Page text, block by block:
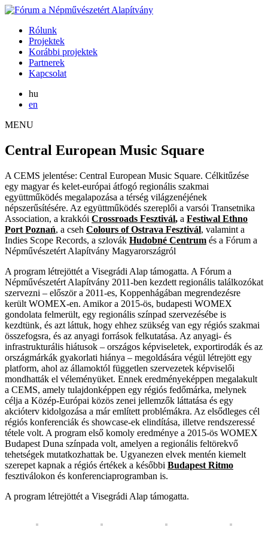
Rólunk
Projektek
Korábbi projektek
Partnerek
Kapcsolat
hu
en
MENU
Central European Music Square
A CEMS jelentése: Central European Music Square. Célkitűzése
egy magyar és kelet-európai átfogó regionális szakmai
együttműködés megalapozása a térség világzenéjének
népszerűsítésére. Az együttműködés szereplői a varsói Transetnika
Association, a krakkói Crossroads Fesztivál, a Festiwal Ethno
Port Poznań, a cseh Colours of Ostrava Fesztivál, valamint a
Indies Scope Records, a szlovák Hudobné Centrum és a Fórum a
Népművészetért Alapítvány Magyarországról
A program létrejöttét a Visegrádi Alap támogatta. A Fórum a
Népművészetért Alapítvány 2011-ben kezdett regionális találkozókat
szervezni – először a 2011-es, Koppenhágában megrendezésre
került WOMEX-en. Amikor a 2015-ös, budapesti WOMEX
gondolata felmerült, egy regionális színpad szervezésébe is
kezdtünk, és azt láttuk, hogy ehhez szükség van egy régiós szakmai
összefogsra, és az anyagi források felkutatása. Az anyagi- és
infrastrukturális hiátusok – országos képviseletek, exportirodák és az
országmárkák gyakorlati hiánya – megoldására végül létrejött egy
platform, ahol az államoktól független szervezetek képviselői
mondhatták el véleményüket. Ennek eredményeképpen megalakult
a CEMS, amely tulajdonképpen egy régiós fedőmárka, melynek
célja a Közép-Európai közös zenei jellemzők láttatása és egy
akcióterv kidolgozása a már említett problémákra. Az elsődleges cél
régiós konferenciák és showcase-ek elindítása, illetve rendszeressé
tétele volt. A program első komoly eredménye a 2015-ös WOMEX
Budapest Duna színpada volt, amelyen a regionális feltörekvő
tehetségek mutatkozhattak be. Ugyanezen elvek mentén kiemelt
szerepet kapnak a régiós értékek a későbbi Budapest Ritmo
fesztiválokon és konferenciaprogramban is.
A program létrejöttét a Visegrádi Alap támogatta.